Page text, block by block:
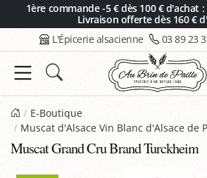
1ère commande -5 € dès 100 € d'achat :
Livraison offerte dès 160 €
L'Épicerie alsacienne 03 89 23
E-Boutique
Muscat d'Alsace Vin Blanc d'Alsace de
Muscat Grand Cru Brand Turckheim
Panneau de gestion des cookies